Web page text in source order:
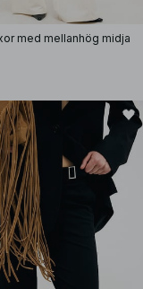
med mellanhög midja